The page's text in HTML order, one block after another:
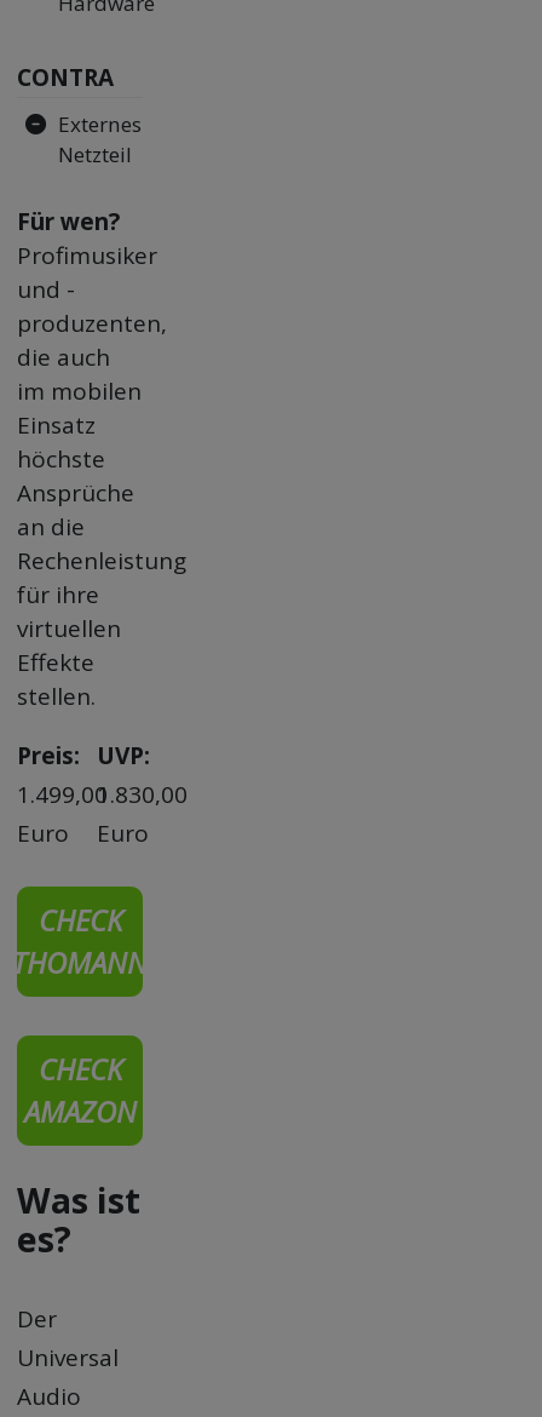
CONTRA
Externes
Netzteil
Für wen?
Profimusiker
und -
produzenten,
die auch
im mobilen
Einsatz
höchste
Ansprüche
an die
Rechenleistung
für ihre
virtuellen
Effekte
stellen.
Preis:
1.499,00
Euro
UVP:
1.830,00
Euro
CHECK
THOMANN
CHECK
AMAZON
Was ist
es?
Der
Universal
Audio